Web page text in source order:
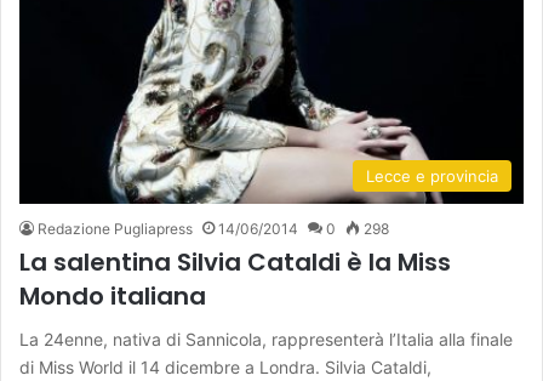
Lecce e provincia
Redazione Pugliapress 14/06/2014 0 298
La salentina Silvia Cataldi è la Miss
Mondo italiana
La 24enne, nativa di Sannicola, rappresenterà l’Italia alla finale
di Miss World il 14 dicembre a Londra. Silvia Cataldi,